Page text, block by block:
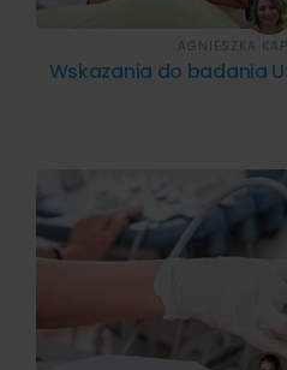
Wskazania do badania
AGNIESZKA